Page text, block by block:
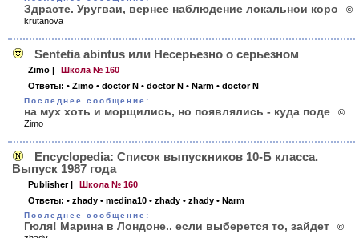
Здрасте. Уругваи, вернее наблюдение локальнои коро
©
krutanova
Sentetia abintus или Несерьезно о серьезном
Zimo |
Школа № 160
Ответы: • Zimo • doctor N • doctor N • Narm • doctor N
Последнее сообщение:
на мух хоть и морщились, но появлялись - куда поде
©
Zimo
Encyclopedia: Список выпускников 10-Б класса.
Выпуск 1987 года
Publisher|
Школа № 160
Ответы: • zhady • medina10 • zhady • zhady • Narm
Последнее сообщение:
Гюля! Марина в Лондоне.. если выберется то, зайдет
©